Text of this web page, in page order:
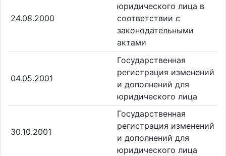
24.08.2000
юридического лица в
соответствии с
законодательными
актами
04.05.2001
Государственная
регистрация изменений
и дополнений для
юридического лица
30.10.2001
Государственная
регистрация изменений
и дополнений для
юридического лица